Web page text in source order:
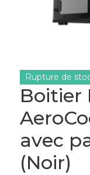
Boitier
avec
(Noir)
Rupture de